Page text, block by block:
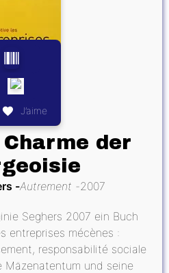
J’aime
der
Autrement 2007
Seghers 2007 ein Buch
entreprises mécènes :
responsabilité sociale
Mäzenatentum und seine